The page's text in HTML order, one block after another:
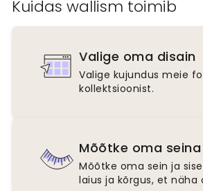
Kuidas wallism toimib
Valige oma disain
Valige kujundus meie
kollektsioonist.
Mõõtke oma seina
Mõõtke oma sein ja
laius ja kõrgus, et näha